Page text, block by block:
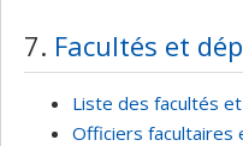
7. Facultés et
Liste des facultés
Officiers facultaires